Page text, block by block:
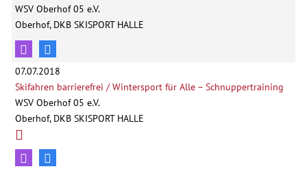
WSV Oberhof 05 e.V.
Oberhof, DKB SKISPORT HALLE
07.07.2018
Skifahren barrierefrei / Wintersport für Alle – Schnuppertraining
WSV Oberhof 05 e.V.
Oberhof, DKB SKISPORT HALLE